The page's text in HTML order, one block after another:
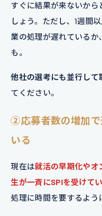
すぐに結果が来ないから
しょう。ただし、1週間
業の処理が遅れているか
も。
他社の選考にも並行して
てください。
②応募者数の増加で
いる
現在は就活の早期化やオ
生が一斉にSPIを受けてい
処理に時間を要するよう